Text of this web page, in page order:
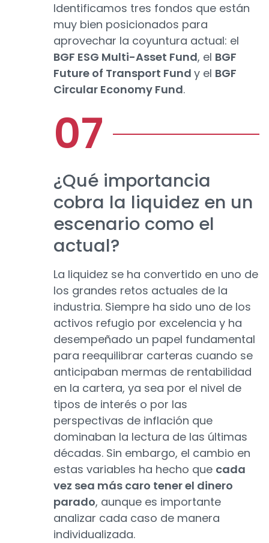
Identificamos tres fondos que están
muy bien posicionados para
aprovechar la coyuntura actual: el
BGF ESG Multi-Asset Fund, el BGF
Future of Transport Fund y el BGF
Circular Economy Fund.
¿Qué importancia
cobra la liquidez en un
escenario como el
actual?
La liquidez se ha convertido en uno de
los grandes retos actuales de la
industria. Siempre ha sido uno de los
activos refugio por excelencia y ha
desempeñado un papel fundamental
para reequilibrar carteras cuando se
anticipaban mermas de rentabilidad
en la cartera, ya sea por el nivel de
tipos de interés o por las
perspectivas de inflación que
dominaban la lectura de las últimas
décadas. Sin embargo, el cambio en
estas variables ha hecho que cada
vez sea más caro tener el dinero
parado, aunque es importante
analizar cada caso de manera
individualizada.